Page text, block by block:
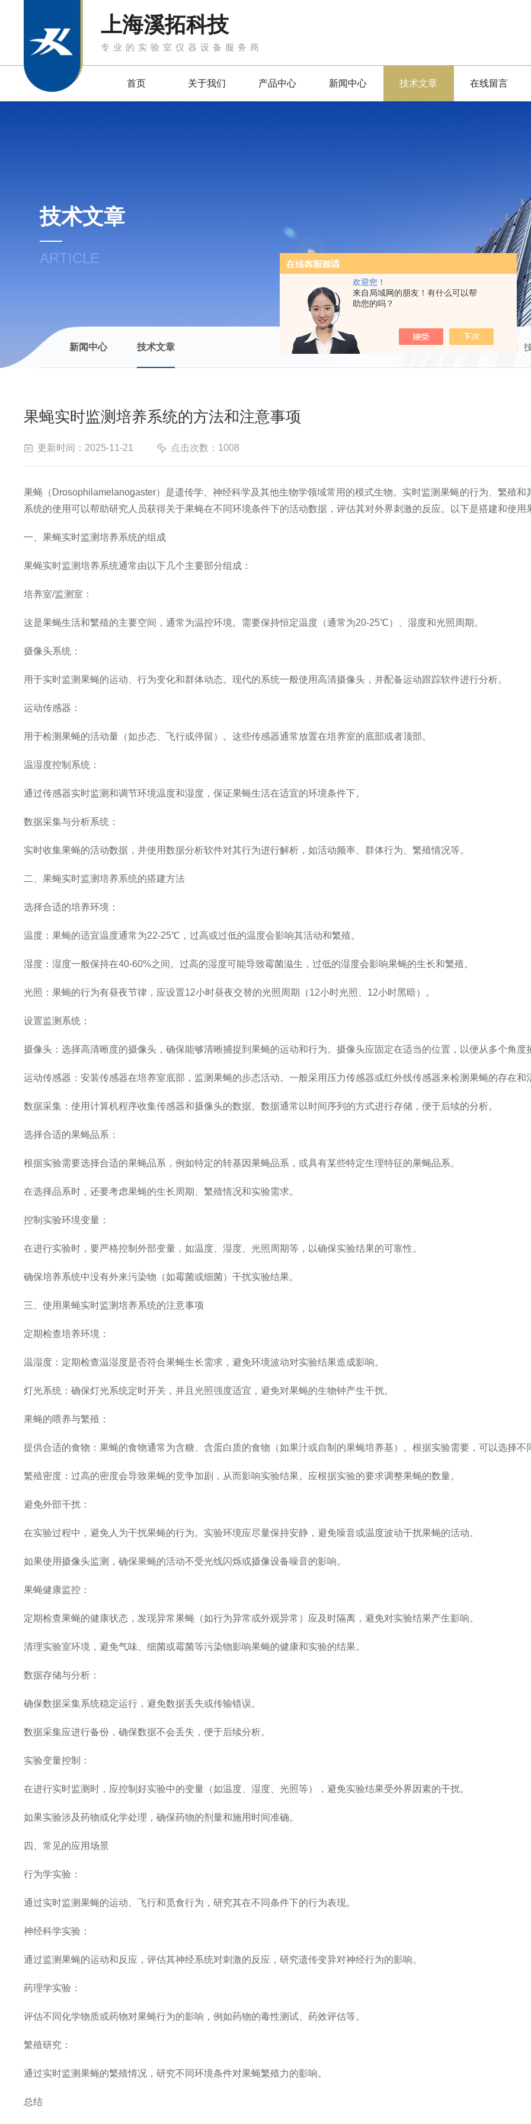
欢迎您！
来自局域网的朋友！有什么可以帮
助您的吗？
上海溪拓科技
专业的实验室仪器设备服务商
首页 关于我们 产品中心 新闻中心 技术文章 在线留言
技术文章
ARTICLE
新闻中心 技术文章 当前位置：首页
果蝇实时监测培养系统的方法和注意事项
更新时间：2025-11-21 点击次数：1008
果蝇（Drosophilamelanogaster）是遗传学、神经科学及其他生物学领域常用的模式生物。实时监测果蝇的行为、繁殖
系统的使用可以帮助研究人员获得关于果蝇在不同环境条件下的活动数据，评估其对外界刺激的反应。以下是搭建和使
一、果蝇实时监测培养系统的组成
果蝇实时监测培养系统通常由以下几个主要部分组成：
培养室/监测室：
这是果蝇生活和繁殖的主要空间，通常为温控环境。需要保持恒定温度（通常为20-25℃）、湿度和光照周期。
摄像头系统：
用于实时监测果蝇的运动、行为变化和群体动态。现代的系统一般使用高清摄像头，并配备运动跟踪软件进行分析。
运动传感器：
用于检测果蝇的活动量（如步态、飞行或停留）。这些传感器通常放置在培养室的底部或者顶部。
温湿度控制系统：
通过传感器实时监测和调节环境温度和湿度，保证果蝇生活在适宜的环境条件下。
数据采集与分析系统：
实时收集果蝇的活动数据，并使用数据分析软件对其行为进行解析，如活动频率、群体行为、繁殖情况等。
二、果蝇实时监测培养系统的搭建方法
选择合适的培养环境：
温度：果蝇的适宜温度通常为22-25℃，过高或过低的温度会影响其活动和繁殖。
湿度：湿度一般保持在40-60%之间。过高的湿度可能导致霉菌滋生，过低的湿度会影响果蝇的生长和繁殖。
光照：果蝇的行为有昼夜节律，应设置12小时昼夜交替的光照周期（12小时光照、12小时黑暗）。
设置监测系统：
摄像头：选择高清晰度的摄像头，确保能够清晰捕捉到果蝇的运动和行为。摄像头应固定在适当的位置，以便从多个角
运动传感器：安装传感器在培养室底部，监测果蝇的步态活动。一般采用压力传感器或红外线传感器来检测果蝇的存在
数据采集：使用计算机程序收集传感器和摄像头的数据。数据通常以时间序列的方式进行存储，便于后续的分析。
选择合适的果蝇品系：
根据实验需要选择合适的果蝇品系，例如特定的转基因果蝇品系，或具有某些特定生理特征的果蝇品系。
在选择品系时，还要考虑果蝇的生长周期、繁殖情况和实验需求。
控制实验环境变量：
在进行实验时，要严格控制外部变量，如温度、湿度、光照周期等，以确保实验结果的可靠性。
确保培养系统中没有外来污染物（如霉菌或细菌）干扰实验结果。
三、使用果蝇实时监测培养系统的注意事项
定期检查培养环境：
温湿度：定期检查温湿度是否符合果蝇生长需求，避免环境波动对实验结果造成影响。
灯光系统：确保灯光系统定时开关，并且光照强度适宜，避免对果蝇的生物钟产生干扰。
果蝇的喂养与繁殖：
提供合适的食物：果蝇的食物通常为含糖、含蛋白质的食物（如果汁或自制的果蝇培养基）。根据实验需要，可以选择
繁殖密度：过高的密度会导致果蝇的竞争加剧，从而影响实验结果。应根据实验的要求调整果蝇的数量。
避免外部干扰：
在实验过程中，避免人为干扰果蝇的行为。实验环境应尽量保持安静，避免噪音或温度波动干扰果蝇的活动。
如果使用摄像头监测，确保果蝇的活动不受光线闪烁或摄像设备噪音的影响。
果蝇健康监控：
定期检查果蝇的健康状态，发现异常果蝇（如行为异常或外观异常）应及时隔离，避免对实验结果产生影响。
清理实验室环境，避免气味、细菌或霉菌等污染物影响果蝇的健康和实验的结果。
数据存储与分析：
确保数据采集系统稳定运行，避免数据丢失或传输错误。
数据采集应进行备份，确保数据不会丢失，便于后续分析。
实验变量控制：
在进行实时监测时，应控制好实验中的变量（如温度、湿度、光照等），避免实验结果受外界因素的干扰。
如果实验涉及药物或化学处理，确保药物的剂量和施用时间准确。
四、常见的应用场景
行为学实验：
通过实时监测果蝇的运动、飞行和觅食行为，研究其在不同条件下的行为表现。
神经科学实验：
通过监测果蝇的运动和反应，评估其神经系统对刺激的反应，研究遗传变异对神经行为的影响。
药理学实验：
评估不同化学物质或药物对果蝇行为的影响，例如药物的毒性测试、药效评估等。
繁殖研究：
通过实时监测果蝇的繁殖情况，研究不同环境条件对果蝇繁殖力的影响。
总结